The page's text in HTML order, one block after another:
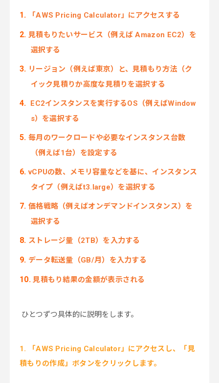
「AWS Pricing Calculator」にアクセスする
見積もりたいサービス（例えば Amazon EC2）を
選択する
リージョン（例えば東京）と、見積もり方法（ク
イック見積りか高度な見積りを選択する
EC2インスタンスを実行するOS（例えばWindow
s）を選択する
毎月のワークロードや必要なインスタンス台数
（例えば1台）を設定する
vCPUの数、メモリ容量などを基に、インスタンス
タイプ（例えばt3.large）を選択する
価格戦略（例えばオンデマンドインスタンス）を
選択する
ストレージ量（2TB）を入力する
データ転送量（GB/月）を入力する
見積もり結果の金額が表示される
ひとつずつ具体的に説明をします。
1. 「AWS Pricing Calculator」にアクセスし、「見
積もりの作成」ボタンをクリックします。